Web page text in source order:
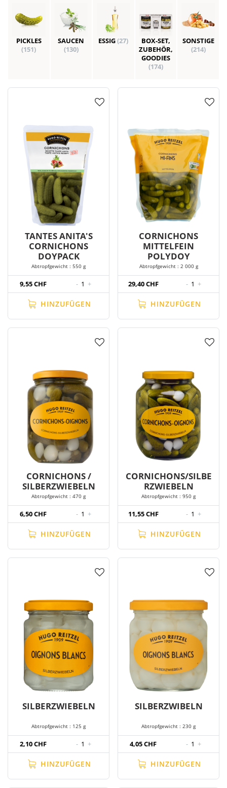
PICKLES
(151)
SAUCEN
(130)
ESSIG(27)
BOX-SET,
ZUBEHÖR,
GOODIES
(174)
SONSTIGE
(214)
TANTES ANITA'S
CORNICHONS
DOYPACK
Abtropfgewicht : 550 g
9,55 CHF - 1 +
HINZUFÜGEN
CORNICHONS
MITTELFEIN
POLYDOY
Abtropfgewicht : 2 000 g
29,40 CHF - 1 +
HINZUFÜGEN
CORNICHONS /
SILBERZWIEBELN
Abtropfgewicht : 470 g
6,50 CHF - 1 +
HINZUFÜGEN
CORNICHONS/SILBE
RZWIEBELN
Abtropfgewicht : 950 g
11,55 CHF - 1 +
HINZUFÜGEN
SILBERZWIEBELN
Abtropfgewicht : 125 g
2,10 CHF - 1 +
HINZUFÜGEN
SILBERZWIBELN
Abtropfgewicht : 230 g
4,05 CHF - 1 +
HINZUFÜGEN